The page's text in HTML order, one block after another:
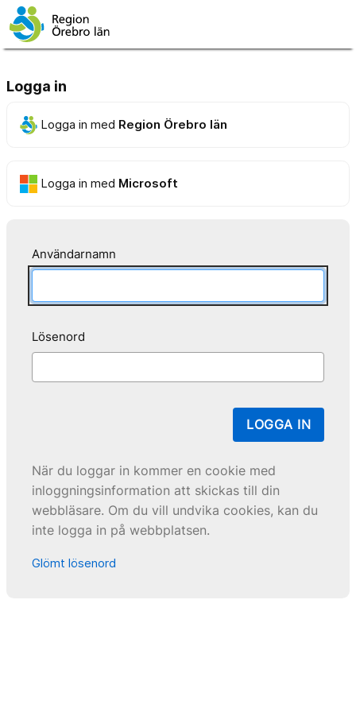
Logga in
Logga in med Region Örebro län
Logga in med Microsoft
Användarnamn
Lösenord
LOGGA IN
När du loggar in kommer en cookie med
inloggningsinformation att skickas till din
webbläsare. Om du vill undvika cookies, kan du
inte logga in på webbplatsen.
Glömt lösenord